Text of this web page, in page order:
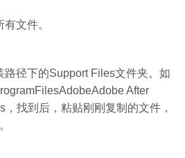
文件。
路径下的Support Files文件夹。如
After
找到后，粘贴刚刚复制的文件，